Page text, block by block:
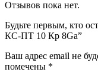
Отзывов пока нет.
Будьте первым, кто
КС-ПТ 10 Кр 8Ga”
Ваш адрес email не
помечены *